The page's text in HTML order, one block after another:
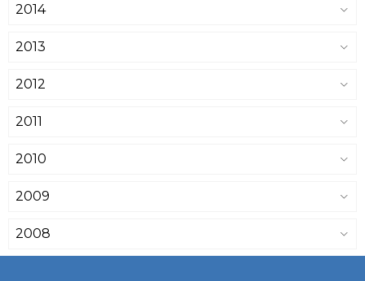
2014
2013
2012
2011
2010
2009
2008